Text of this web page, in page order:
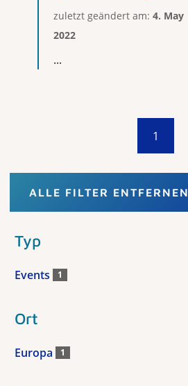
zuletzt geändert am: 4. May
2022
...
1
ALLE FILTER ENTFERNEN
Typ
Events 1
Ort
Europa 1